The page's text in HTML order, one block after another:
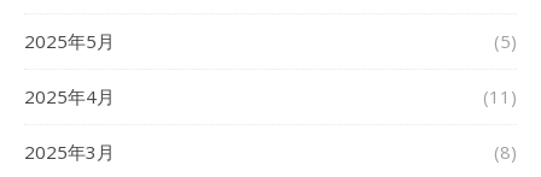
2025年5月 (5)
2025年4月 (11)
2025年3月 (8)